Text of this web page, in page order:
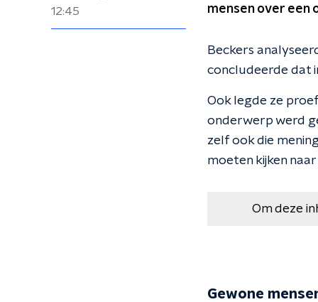
12:45
mensen over een
Beckers
concludeerde dat
Ook legde ze
onderwerp werd
zelf ook die
moeten kijken
Om deze
Gewone